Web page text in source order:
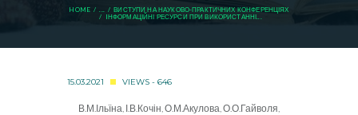
HOME ...
ВИСТУПИ НА НАУКОВО-ПРАКТИЧНИХ КОНФЕРЕНЦІЯХ
IНФОРМАЦІЙНІ РЕСУРСИ ПРИ ВИКОРИСТАННІ...
15.03.2021 VIEWS - 646
В.М.Ільїна, І.В.Кочін, О.М.Акулова, О.О.Гайволя,